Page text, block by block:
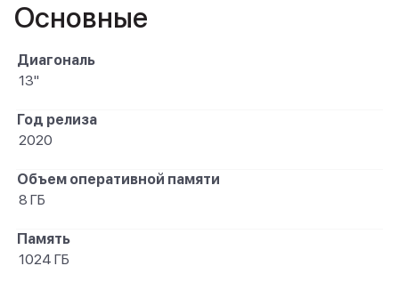
Основные
Диагональ
13"
Год релиза
2020
Объем оперативной памяти
8 ГБ
Память
1024 ГБ